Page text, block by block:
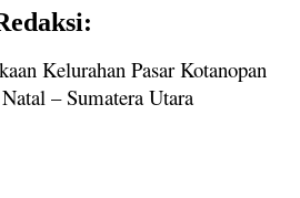
Kelurahan Pasar Kotanopan
– Sumatera Utara